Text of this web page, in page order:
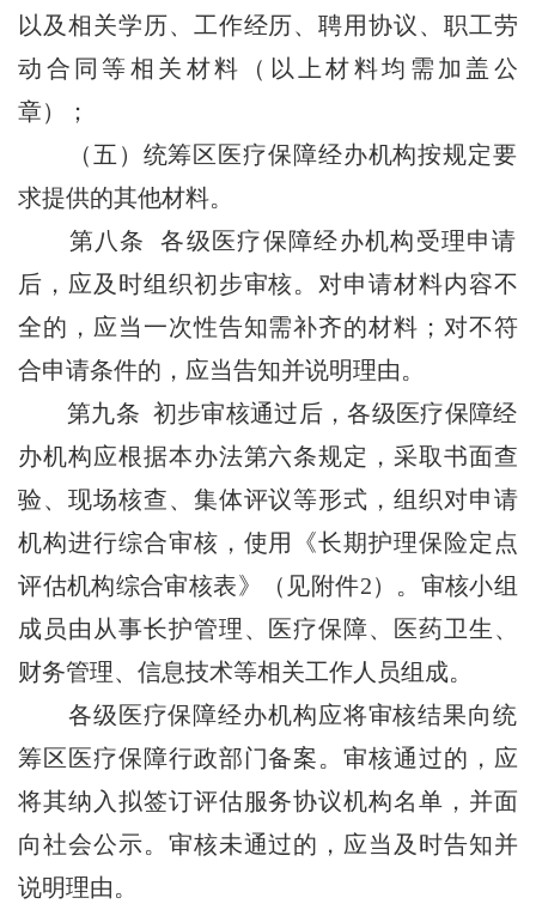
以及相关学历、工作经历、聘用协议、职工劳
动合同等相关材料（以上材料均需加盖公
章）；
（五）统筹区医疗保障经办机构按规定要
求提供的其他材料。
第八条 各级医疗保障经办机构受理申请
后，应及时组织初步审核。对申请材料内容不
全的，应当一次性告知需补齐的材料；对不符
合申请条件的，应当告知并说明理由。
第九条 初步审核通过后，各级医疗保障经
办机构应根据本办法第六条规定，采取书面查
验、现场核查、集体评议等形式，组织对申请
机构进行综合审核，使用《长期护理保险定点
评估机构综合审核表》（见附件2）。审核小组
成员由从事长护管理、医疗保障、医药卫生、
财务管理、信息技术等相关工作人员组成。
各级医疗保障经办机构应将审核结果向统
筹区医疗保障行政部门备案。审核通过的，应
将其纳入拟签订评估服务协议机构名单，并面
向社会公示。审核未通过的，应当及时告知并
说明理由。